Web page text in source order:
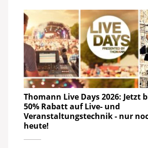
Thomann Live Days 2026: Jetzt
50% Rabatt auf Live- und
Veranstaltungstechnik - nur
heute!